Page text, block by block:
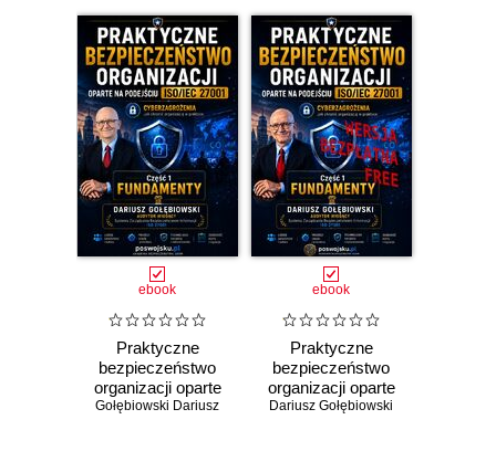
ebook
Praktyczne
bezpieczeństwo
organizacji oparte
na podejściu
Gołębiowski Dariusz
ebook
Praktyczne
bezpieczeństwo
organizacji oparte
na podejściu ISO
Dariusz Gołębiowski